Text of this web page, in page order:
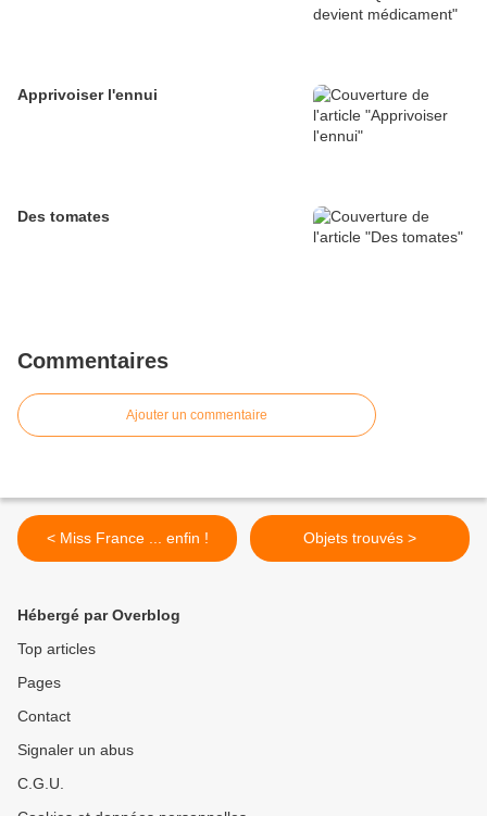
Apprivoiser l'ennui
Des tomates
Commentaires
Ajouter un commentaire
< Miss France ... enfin ! Objets trouvés >
Hébergé par Overblog
Top articles
Pages
Contact
Signaler un abus
C.G.U.